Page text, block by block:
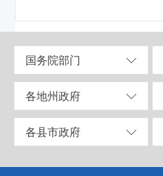
国务院部门
各地州政府
各县市政府